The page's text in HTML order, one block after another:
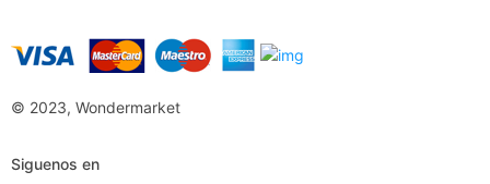
© 2023, Wondermarket
Siguenos en